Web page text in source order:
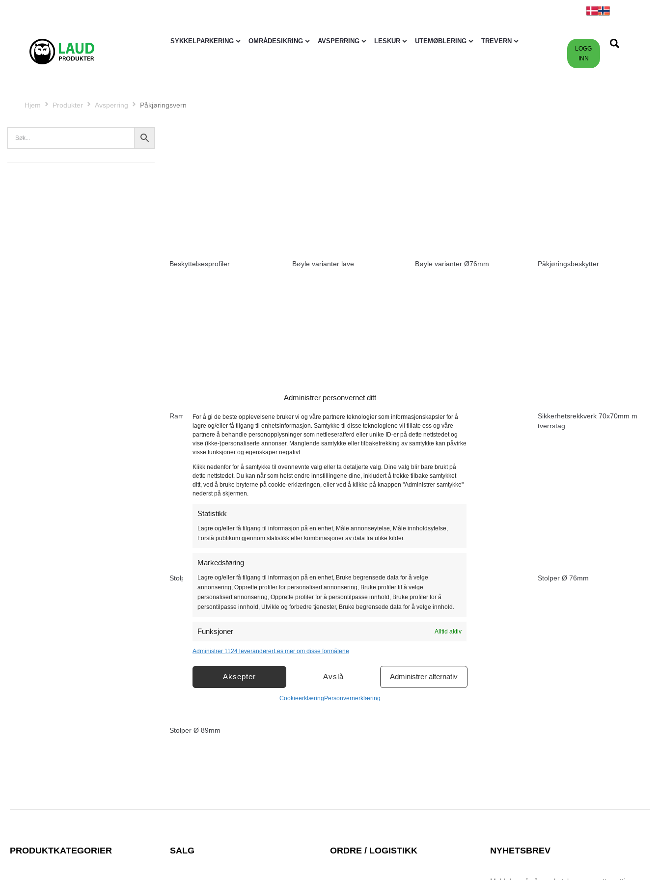
Administrer personvernet ditt
For å gi de beste opplevelsene bruker vi og våre partnere teknologier som informasjonskapsler for å
lagre og/eller få tilgang til enhetsinformasjon. Samtykke til disse teknologiene vil tillate oss og våre
partnere å behandle personopplysninger som nettleseratferd eller unike ID-er på dette nettstedet og
vise (ikke-)personaliserte annonser. Manglende samtykke eller tilbaketrekking av samtykke kan påvirke
visse funksjoner og egenskaper negativt.
Klikk nedenfor for å samtykke til ovennevnte valg eller ta detaljerte valg. Dine valg blir bare brukt på
dette nettstedet. Du kan når som helst endre innstillingene dine, inkludert å trekke tilbake samtykket
ditt, ved å bruke bryterne på cookie-erklæringen, eller ved å klikke på knappen "Administrer samtykke"
nederst på skjermen.
Statistikk
Lagre og/eller få tilgang til informasjon på en enhet, Måle annonseytelse, Måle innholdsytelse,
Forstå publikum gjennom statistikk eller kombinasjoner av data fra ulike kilder.
Markedsføring
Lagre og/eller få tilgang til informasjon på en enhet, Bruke begrensede data for å velge
annonsering, Opprette profiler for personalisert annonsering, Bruke profiler til å velge
personalisert annonsering, Opprette profiler for å persontilpasse innhold, Bruke profiler for å
persontilpasse innhold, Utvikle og forbedre tjenester, Bruke begrensede data for å velge innhold.
Funksjoner Alltid aktiv
enheter basert på informasjon som overføres automatisk.
Sørge for sikkerhet, forhindre og oppdage svindel og rette feil, Levere og
vise annonser og innhold.
Administrer 1124 leverandørerLes mer om disse formålene
Aksepter Avslå Administrer alternativ
CookieerklæringPersonvernerklæring
SYKKELPARKERING OMRÅDESIKRING AVSPERRING LESKUR UTEMØBLERING TREVERN
LOGG
INN
Hjem Produkter Avsperring Påkjøringsvern
Beskyttelsesprofiler Bøyle varianter lave Bøyle varianter Ø76mm Påkjøringsbeskytter
Rammebøyle Ø 76mm
Sikkerhetsbøyle Ø48mm med
tverrstag
Sikkerhetsgrep
Sikkerhetsrekkverk 70x70mm m
tverrstag
Stolper 70 x 70mm Stolper Flexi Stolper Ø 60mm Stolper Ø 76mm
Stolper Ø 89mm
PRODUKTKATEGORIER SALG ORDRE / LOGISTIKK NYHETSBREV